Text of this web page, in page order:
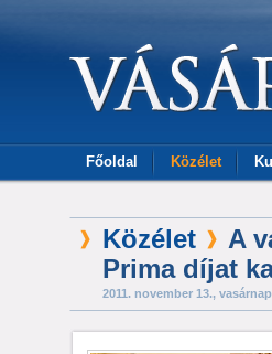
Főoldal Közélet
Közélet
A
Prima díjat
2011. november 13., vasárnap